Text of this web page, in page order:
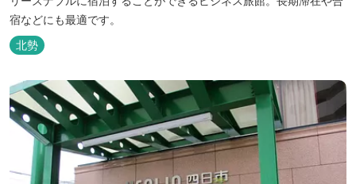
宿などにも最適です。
北勢